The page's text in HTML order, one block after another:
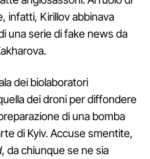
infatti, Kirillov abbinava
una serie di fake news da
dei biolaboratori
dei droni per diffondere
di una bomba
di Kyiv. Accuse smentite,
, da chiunque se ne sia